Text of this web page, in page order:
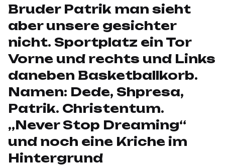
Bruder Patrik man sieht
aber unsere gesichter
nicht. Sportplatz ein Tor
Vorne und rechts und Links
daneben Basketballkorb.
Namen: Dede, Shpresa,
Patrik. Christentum.
„Never Stop Dreaming“
und noch eine Kriche im
Hintergrund